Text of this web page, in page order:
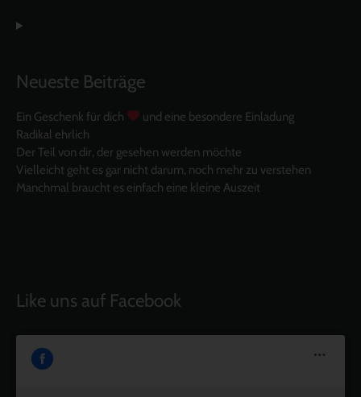
Neueste Beiträge
Ein Geschenk für dich
und eine besondere Einladung
Radikal ehrlich
Der Teil von dir, der gesehen werden möchte
Vielleicht geht es gar nicht darum, noch mehr zu verstehen
Manchmal braucht es einfach eine kleine Auszeit
Like uns auf Facebook